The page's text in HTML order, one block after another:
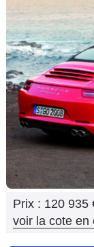
Utilitaires
Flottes
Auto
Services
Forum
Moto
Marques
Prix : 120 935
voir la cote en